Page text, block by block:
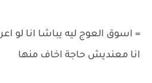
= اسوق العوج ليه يباشا انا لو
انا معنديش حاجة اخاف منها